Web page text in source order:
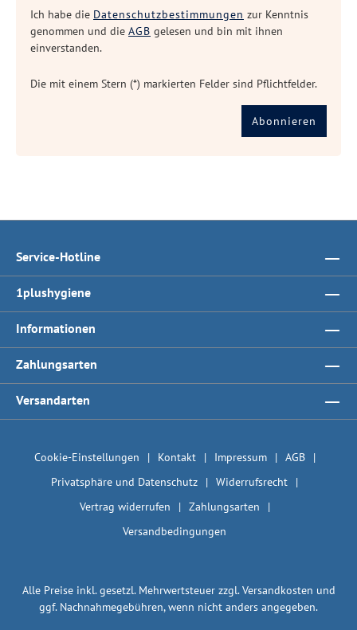
Ich habe die Datenschutzbestimmungen zur Kenntnis
genommen und die AGB gelesen und bin mit ihnen
einverstanden.
Die mit einem Stern (*) markierten Felder sind Pflichtfelder.
Abonnieren
Service-Hotline
1plushygiene
Informationen
Zahlungsarten
Versandarten
Cookie-Einstellungen Kontakt Impressum
AGB
Privatsphäre und Datenschutz
Widerrufsrecht
Vertrag widerrufen
Zahlungsarten
Versandbedingungen
Alle Preise inkl. gesetzl. Mehrwertsteuer zzgl.Versandkosten und
ggf. Nachnahmegebühren, wenn nicht anders angegeben.